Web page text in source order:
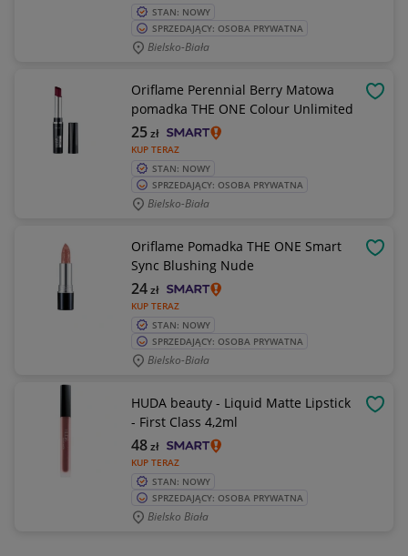
STAN: NOWY
SPRZEDAJĄCY: OSOBA PRYWATNA
Bielsko-Biała
Oriflame Perennial Berry Matowa
pomadka THE ONE Colour Unlimited
KUP TERAZ
25zł
STAN: NOWY
SPRZEDAJĄCY: OSOBA PRYWATNA
Bielsko-Biała
Oriflame Pomadka THE ONE Smart
Sync Blushing Nude
KUP TERAZ
24zł
STAN: NOWY
SPRZEDAJĄCY: OSOBA PRYWATNA
Bielsko-Biała
HUDA beauty - Liquid Matte Lipstick
- First Class 4,2ml
KUP TERAZ
48zł
STAN: NOWY
SPRZEDAJĄCY: OSOBA PRYWATNA
Bielsko Biała